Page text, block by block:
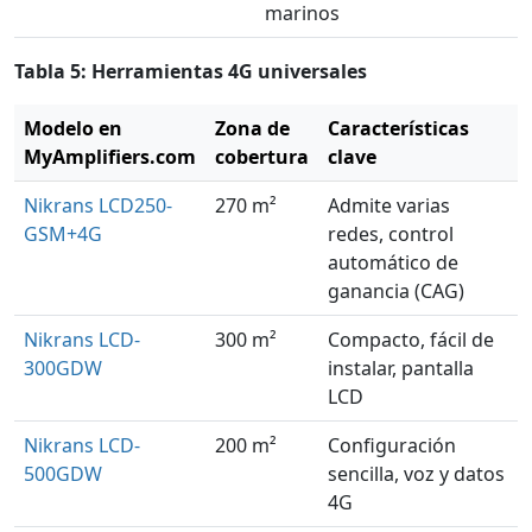
marinos
Tabla 5: Herramientas 4G universales
Modelo en
MyAmplifiers.com
Zona de
cobertura
Características
clave
Nikrans LCD250-
GSM+4G
270 m²
Admite varias
redes, control
automático de
ganancia (CAG)
Nikrans LCD-
300GDW
300 m²
Compacto, fácil de
instalar, pantalla
LCD
Nikrans LCD-
500GDW
200 m²
Configuración
sencilla, voz y datos
4G